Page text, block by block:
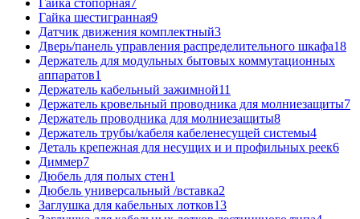
Гайка шестигранная9
Датчик движения комплектный3
Дверь/панель управления распределительного шкафа18
Держатель для модульных бытовых коммутационных
аппаратов1
Держатель кабельный зажимной11
Держатель кровельный проводника для молниезащиты7
Держатель проводника для молниезащиты8
Держатель трубы/кабеля кабеленесущей системы4
Деталь крепежная для несущих и и профильных реек6
Диммер7
Дюбель для полых стен1
Дюбель универсальный /вставка2
Заглушка для кабельных лотков13